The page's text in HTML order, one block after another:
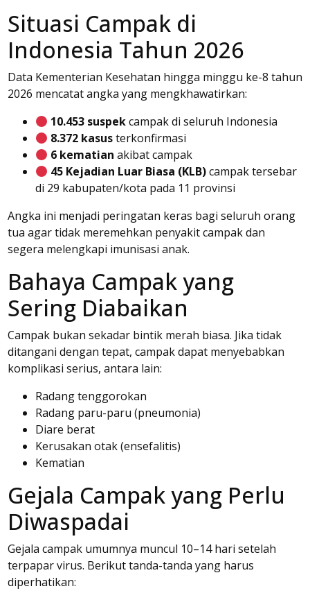
Situasi Campak di
Indonesia Tahun 2026
Data Kementerian Kesehatan hingga minggu ke-8 tahun
2026 mencatat angka yang mengkhawatirkan:
10.453 suspekcampak di seluruh Indonesia
8.372 kasusterkonfirmasi
6 kematian akibat campak
45 Kejadian Luar Biasa (KLB)campak tersebar
di 29 kabupaten/kota pada 11 provinsi
Angka ini menjadi peringatan keras bagi seluruh orang
tua agar tidak meremehkan penyakit campak dan
segera melengkapi imunisasi anak.
Bahaya Campak yang
Sering Diabaikan
Campak bukan sekadar bintik merah biasa. Jika tidak
ditangani dengan tepat, campak dapat menyebabkan
komplikasi serius, antara lain:
Radang tenggorokan
Radang paru-paru (pneumonia)
Diare berat
Kerusakan otak (ensefalitis)
Kematian
Gejala Campak yang Perlu
Diwaspadai
Gejala campak umumnya muncul 10–14 hari setelah
terpapar virus. Berikut tanda-tanda yang harus
diperhatikan: